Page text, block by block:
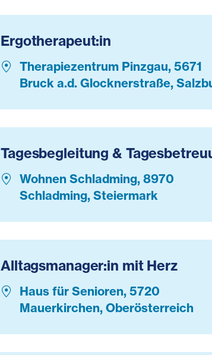
Ergotherapeut:in
Therapiezentrum Pinzgau, 5671
Bruck a.d. Glocknerstraße,
Tagesbegleitung &
Wohnen Schladming, 8970
Schladming, Steiermark
Alltagsmanager:in mit Herz
Haus für Senioren, 5720
Mauerkirchen, Oberösterreich